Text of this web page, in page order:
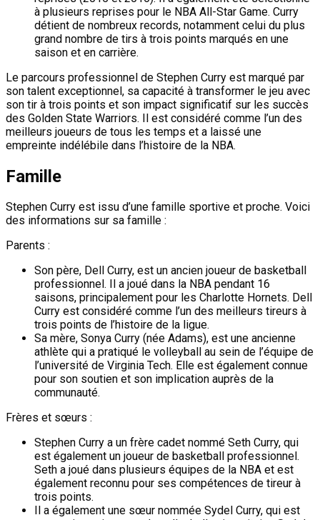
à plusieurs reprises pour le NBA All-Star Game. Curry
détient de nombreux records, notamment celui du plus
grand nombre de tirs à trois points marqués en une
saison et en carrière.
Le parcours professionnel de Stephen Curry est marqué par
son talent exceptionnel, sa capacité à transformer le jeu avec
son tir à trois points et son impact significatif sur les succès
des Golden State Warriors. Il est considéré comme l’un des
meilleurs joueurs de tous les temps et a laissé une
empreinte indélébile dans l’histoire de la NBA.
Famille
Stephen Curry est issu d’une famille sportive et proche. Voici
des informations sur sa famille :
Parents :
Son père, Dell Curry, est un ancien joueur de basketball
professionnel. Il a joué dans la NBA pendant 16
saisons, principalement pour les Charlotte Hornets. Dell
Curry est considéré comme l’un des meilleurs tireurs à
trois points de l’histoire de la ligue.
Sa mère, Sonya Curry (née Adams), est une ancienne
athlète qui a pratiqué le volleyball au sein de l’équipe de
l’université de Virginia Tech. Elle est également connue
pour son soutien et son implication auprès de la
communauté.
Frères et sœurs :
Stephen Curry a un frère cadet nommé Seth Curry, qui
est également un joueur de basketball professionnel.
Seth a joué dans plusieurs équipes de la NBA et est
également reconnu pour ses compétences de tireur à
trois points.
Il a également une sœur nommée Sydel Curry, qui est